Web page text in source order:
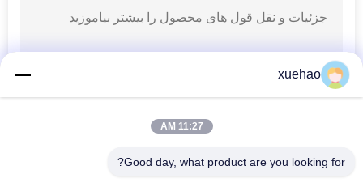
Steam Turbine Rotor
Forging
21
xuehao
11:27 AM
Good day, what product are you looking for?